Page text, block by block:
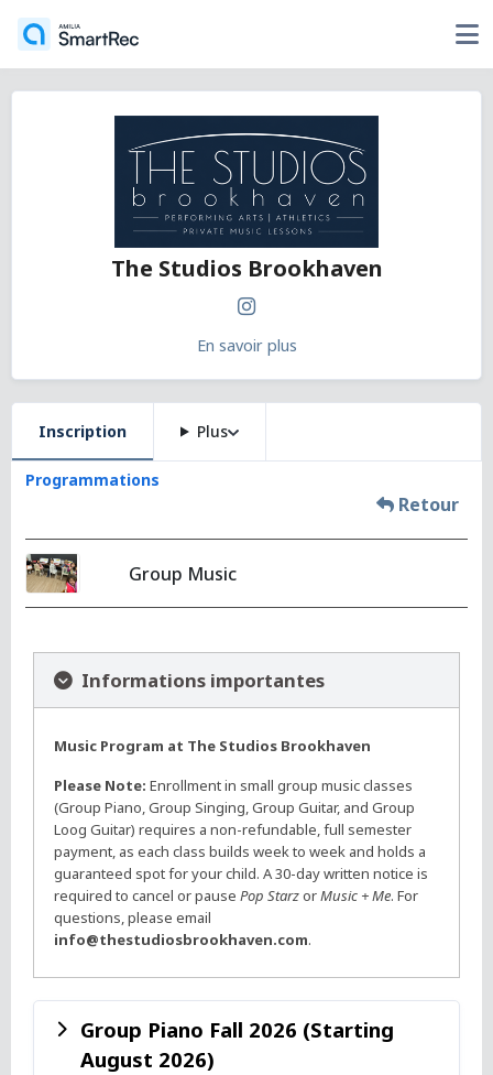
The Studios Brookhaven
En savoir plus
Inscription Plus
Programmations
Retour
Group Music
Informations importantes
Music Program at The Studios Brookhaven
Please Note: Enrollment in small group music classes
(Group Piano, Group Singing, Group Guitar, and Group
Loog Guitar) requires a non-refundable, full semester
payment, as each class builds week to week and holds a
guaranteed spot for your child. A 30-day written notice is
required to cancel or pause Pop StarzorMusic + Me. For
questions, please email
info@thestudiosbrookhaven.com.
Group Piano Fall 2026 (Starting
August 2026)